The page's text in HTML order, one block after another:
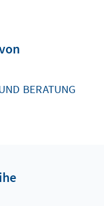
BERATUNG